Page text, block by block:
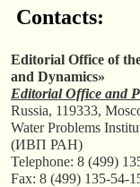
Contacts:
Editorial Office of
and Dynamics»
Editorial Office and
Russia, 119333,
Water Problems
(ИВП РАН)
Telephone: 8 (499)
Fax: 8 (499) 135-54-